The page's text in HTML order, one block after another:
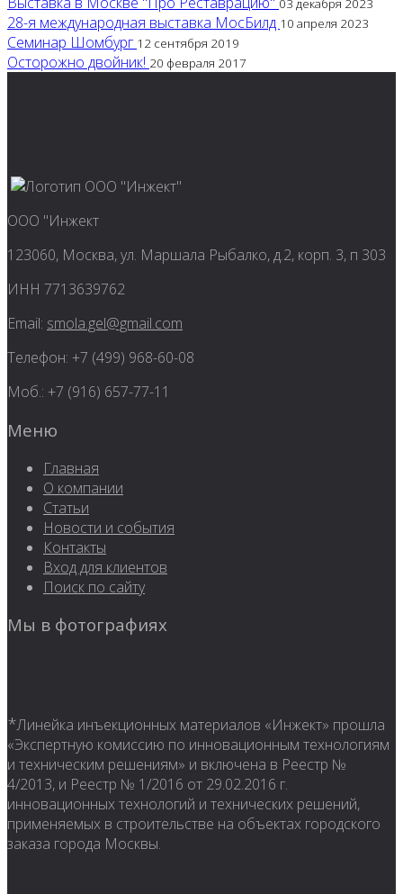
03 декабря 2023
28-я международная выставка МосБилд 10 апреля 2023
Семинар Шомбург 12 сентября 2019
Осторожно двойник! 20 февраля 2017
ООО "Инжект
123060, Москва, ул. Маршала Рыбалко, д.2, корп. 3, п 303
ИНН 7713639762
Email: smola.gel@gmail.com
Телефон: +7 (499) 968-60-08
Моб.: +7 (916) 657-77-11
Меню
Главная
О компании
Статьи
Новости и события
Контакты
Вход для клиентов
Поиск по сайту
Мы в фотографиях
*Линейка инъекционных материалов «Инжект» прошла
«Экспертную комиссию по инновационным технологиям
и техническим решениям» и включена в Реестр №
4/2013, и Реестр № 1/2016 от 29.02.2016 г.
инновационных технологий и технических решений,
применяемых в строительстве на объектах городского
заказа города Москвы.